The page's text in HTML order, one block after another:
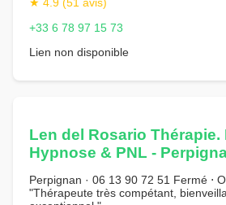
+33 6 78 97 15 73
Lien non disponible
Len del Rosario Thérapie.
Hypnose & PNL -
Perpignan · 06 13 90 72 51 Fermé ⋅
"Thérapeute très compétant,